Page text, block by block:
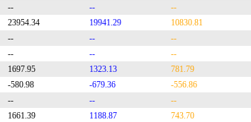
-- -- --
23954.34 19941.29 10830.81
-- -- --
-- -- --
1697.95 1323.13 781.79
-580.98 -679.36 -556.86
-- -- --
1661.39 1188.87 743.70